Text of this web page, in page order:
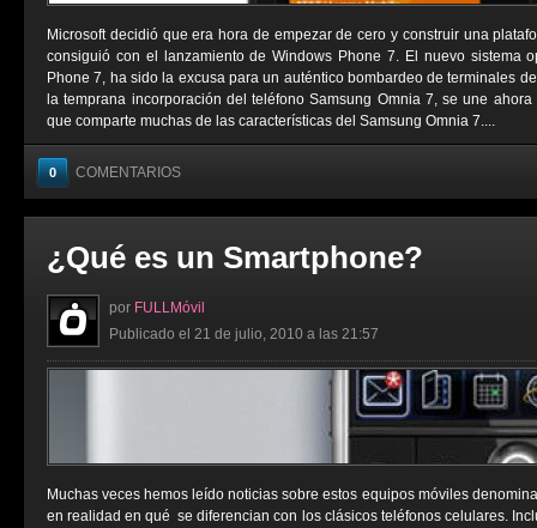
Microsoft decidió que era hora de empezar de cero y construir una
consiguió con el lanzamiento de Windows Phone 7. El nuevo sistema
Phone 7, ha sido la excusa para un auténtico bombardeo de terminales
la temprana incorporación del teléfono Samsung Omnia 7, se une
que comparte muchas de las características del Samsung Omnia 7....
0 COMENTARIOS
¿Qué es un Smartphone?
por FULLMóvil
Publicado el 21 de julio, 2010 a las 21:57
Muchas veces hemos leído noticias sobre estos equipos móviles
en realidad en qué se diferencian con los clásicos teléfonos celulares.